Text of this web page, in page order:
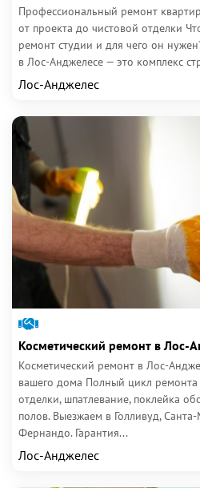
Профессиональный ремонт
от проекта до чистовой отделки
ремонт студии и для чего он
в Лос-Анджелесе — это комплекс
Лос-Анджелес
Косметический ремонт в Лос-
Косметический ремонт в Лос-
вашего дома Полный цикл
отделки, шпатлевание, поклейка
полов. Выезжаем в Голливуд,
Фернандо. Гарантия...
Лос-Анджелес